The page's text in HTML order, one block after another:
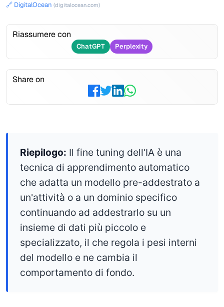
🔗 DigitalOcean (digitalocean.com)
Riassumere con
ChatGPT Perplexity
Share on
Riepilogo: Il fine tuning dell'IA è una
tecnica di apprendimento automatico
che adatta un modello pre-addestrato a
un'attività o a un dominio specifico
continuando ad addestrarlo su un
insieme di dati più piccolo e
specializzato, il che regola i pesi interni
del modello e ne cambia il
comportamento di fondo.